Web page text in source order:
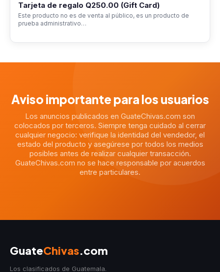
Tarjeta de regalo Q250.00 (Gift Card)
Este producto no es de venta al público, es un producto de
prueba administrativo…
Aviso importante para los usuarios
Los anuncios publicados en GuateChivas.com son
colocados por terceros. Siempre tenga cuidado al cerrar
cualquier negocio: verifique la identidad del vendedor, el
estado del producto y asegúrese por todos los medios
posibles antes de realizar cualquier transacción.
GuateChivas.com no se hace responsable por acuerdos
entre particulares.
GuateChivas.com
Los clasificados de Guatemala.